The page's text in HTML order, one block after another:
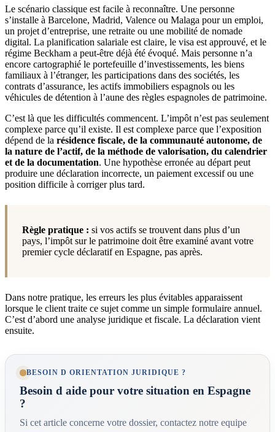
Le scénario classique est facile à reconnaître. Une personne
s’installe à Barcelone, Madrid, Valence ou Malaga pour un emploi,
un projet d’entreprise, une retraite ou une mobilité de nomade
digital. La planification salariale est claire, le visa est approuvé, et le
régime Beckham a peut-être déjà été évoqué. Mais personne n’a
encore cartographié le portefeuille d’investissements, les biens
familiaux à l’étranger, les participations dans des sociétés, les
contrats d’assurance, les actifs immobiliers espagnols ou les
véhicules de détention à l’aune des règles espagnoles de patrimoine.
C’est là que les difficultés commencent. L’impôt n’est pas seulement
complexe parce qu’il existe. Il est complexe parce que l’exposition
dépend de la résidence fiscale, de la communauté autonome, de
la nature de l’actif, de la méthode de valorisation, du calendrier
et de la documentation. Une hypothèse erronée au départ peut
produire une déclaration incorrecte, un paiement excessif ou une
position difficile à corriger plus tard.
Règle pratique : si vos actifs se trouvent dans plus d’un
pays, l’impôt sur le patrimoine doit être examiné avant votre
premier cycle déclaratif en Espagne, pas après.
Dans notre pratique, les erreurs les plus évitables apparaissent
lorsque le client traite ce sujet comme un simple formulaire annuel.
C’est d’abord une analyse juridique et fiscale. La déclaration vient
ensuite.
BESOIN D ORIENTATION JURIDIQUE ?
Besoin d aide pour votre situation en Espagne
?
Si cet article concerne votre dossier, contactez notre equipe